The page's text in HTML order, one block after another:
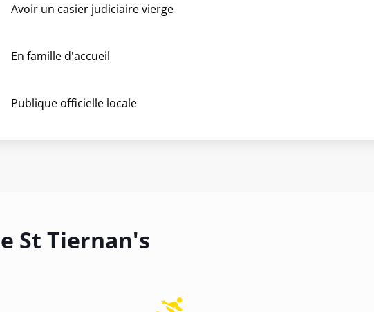
Avoir un casier judiciaire vierge
En famille d'accueil
Publique officielle locale
St Tiernan's